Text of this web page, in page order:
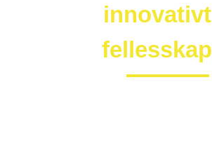
innovativt
fellesskap​